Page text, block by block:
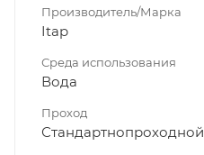
Производитель/Марка
Itap
Среда использования
Вода
Проход
Стандартнопроходной